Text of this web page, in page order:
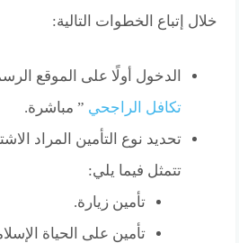
خلال إتباع الخطوات التالية:
الدخول أولًا على الموقع
تكافل الراجحي ” مباشرة.
تحديد نوع التأمين المراد
تتمثل فيما يلي:
تأمين زيارة.
تأمين على الحياة